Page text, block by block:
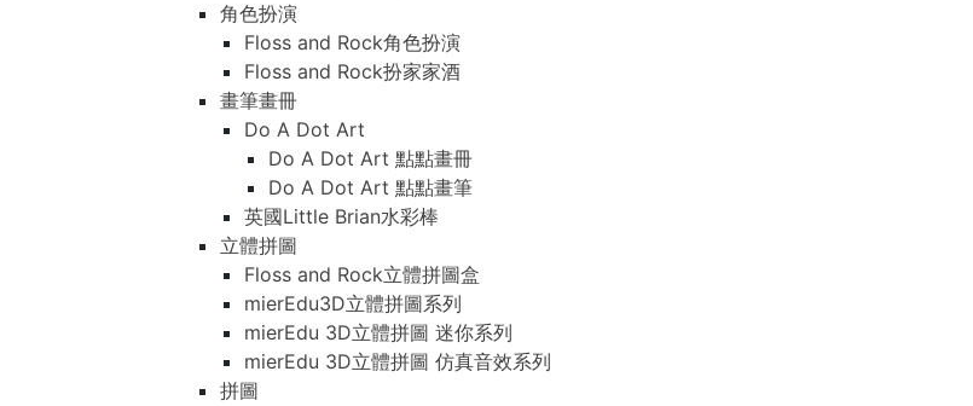
角色扮演
Floss and Rock角色扮演
Floss and Rock扮家家酒
畫筆畫冊
Do A Dot Art
Do A Dot Art 點點畫冊
Do A Dot Art 點點畫筆
英國Little Brian水彩棒
立體拼圖
Floss and Rock立體拼圖盒
mierEdu3D立體拼圖系列
mierEdu 3D立體拼圖 迷你系列
mierEdu 3D立體拼圖 仿真音效系列
拼圖